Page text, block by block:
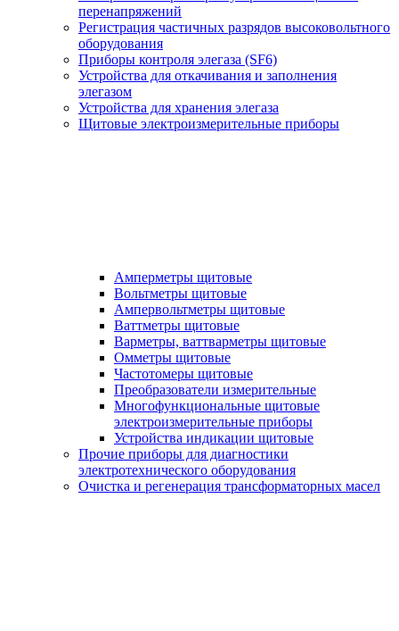
перенапряжений
Регистрация частичных разрядов высоковольтного
оборудования
Приборы контроля элегаза (SF6)
Устройства для откачивания и заполнения
элегазом
Устройства для хранения элегаза
Щитовые электроизмерительные приборы
Амперметры щитовые
Вольтметры щитовые
Ампервольтметры щитовые
Ваттметры щитовые
Варметры, ваттварметры щитовые
Омметры щитовые
Частотомеры щитовые
Преобразователи измерительные
Многофункциональные щитовые
электроизмерительные приборы
Устройства индикации щитовые
Прочие приборы для диагностики
электротехнического оборудования
Очистка и регенерация трансформаторных масел